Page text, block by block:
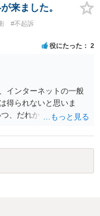
就労・監督状況） ・監
現可能性があるもので
行猶予が狙える事案で
刑となるか微妙な事案
来ました。
#不起訴
役にたった 2
インターネットの一般
得られないと思いま
、だれからどのような
、お近くで詳細な法律
がよいと思われます。
コーダーを持参して取
。